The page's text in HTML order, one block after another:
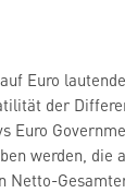
Euro
der
Euro
werden, die
Netto-